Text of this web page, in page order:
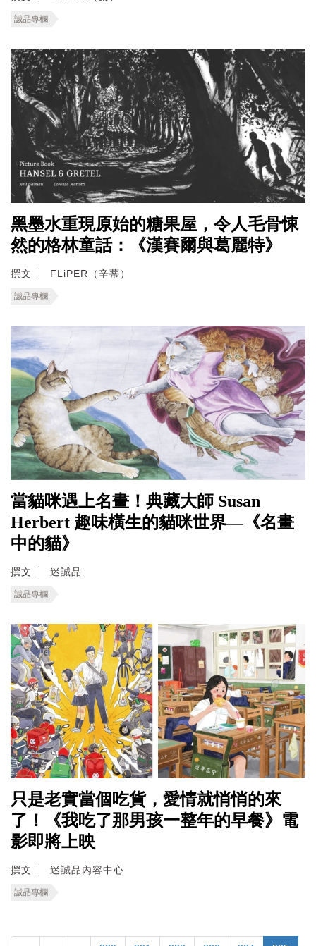
誠品專欄
黑墨水重現原始的糖果屋，令人毛骨悚
然的格林童話：《漢賽爾與葛麗特》
撰文 FLiPER（辛蒂）
誠品專欄
當貓咪遇上名畫！典藏大師 Susan
Herbert 趣味橫生的貓咪世界—《名畫
中的貓》
撰文 迷誠品
誠品專欄
只是老實當個吃貨，愛情就悄悄的來
了！《我吃了那男孩一整年的早餐》電
影即將上映
撰文 迷誠品內容中心
誠品專欄